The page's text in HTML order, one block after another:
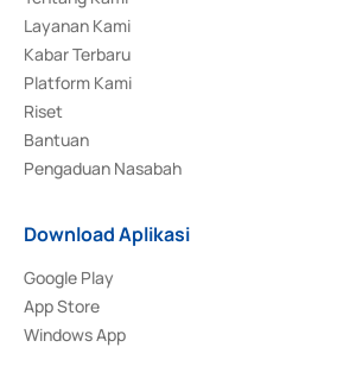
Layanan Kami
Kabar Terbaru
Platform Kami
Riset
Bantuan
Pengaduan Nasabah
Download Aplikasi
Google Play
App Store
Windows App